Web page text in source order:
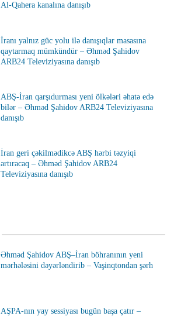
Al-Qahera kanalına danışıb
İranı yalnız güc yolu ilə danışıqlar masasına
qaytarmaq mümkündür – Əhməd Şahidov
ARB24 Televiziyasına danışıb
ABŞ-İran qarşıdurması yeni ölkələri əhatə edə
bilər – Əhməd Şahidov ARB24 Televiziyasına
danışıb
İran geri çəkilmədikcə ABŞ hərbi təzyiqi
artıracaq – Əhməd Şahidov ARB24
Televiziyasına danışıb
Əhməd Şahidov ABŞ–İran böhranının yeni
mərhələsini dəyərləndirib – Vaşinqtondan şərh
AŞPA-nın yay sessiyası bugün başa çatır –